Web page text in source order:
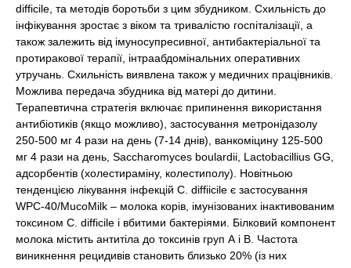
difficile, та методів боротьби з цим збудником. Схильність до
інфікування зростає з віком та тривалістю госпіталізації, а
також залежить від імуносупресивної, антибактеріальної та
протиракової терапії, інтраабдомінальних оперативних
утручань. Схильність виявлена також у медичних працівників.
Можлива передача збудника від матері до дитини.
Терапевтична стратегія включає припинення використання
антибіотиків (якщо можливо), застосування метронідазолу
250-500 мг 4 рази на день (7-14 днів), ванкоміцину 125-500
мг 4 рази на день, Saccharomyces boulardii, Lactobacillius GG,
адсорбентів (холестираміну, колестиполу). Новітньою
тенденцією лікування інфекцій C. diffiicile є застосування
WPC-40/MucoMilk – молока корів, імунізованих інактивованим
токсином C. difficile і вбитими бактеріями. Білковий компонент
молока містить антитіла до токсинів груп А і В. Частота
виникнення рецидивів становить близько 20% (із них